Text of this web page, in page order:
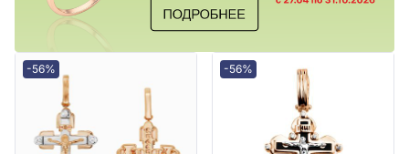
-56% -56%